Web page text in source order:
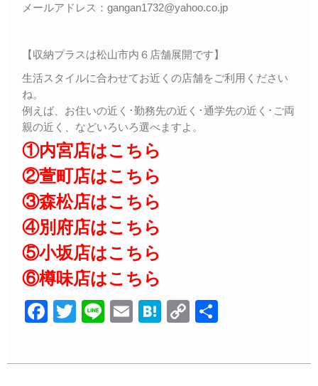
メールアドレス：gangan1732@yahoo.co.jp
【収納プラスは松山市内６店舗展開です】
生活スタイルに合わせてお近くの店舗をご利用ください
ね。
例えば、お住いの近く･勤務先の近く･通学先の近く･ご両
親の近く、などいろいろ選べますよ。
①内宮店はこちら
②萱町店はこちら
③森松店はこちら
④別府店はこちら
⑤小坂店はこちら
⑥樽味店はこちら
F
c
T
tt
Li
e
E
ail
H
e
C
p